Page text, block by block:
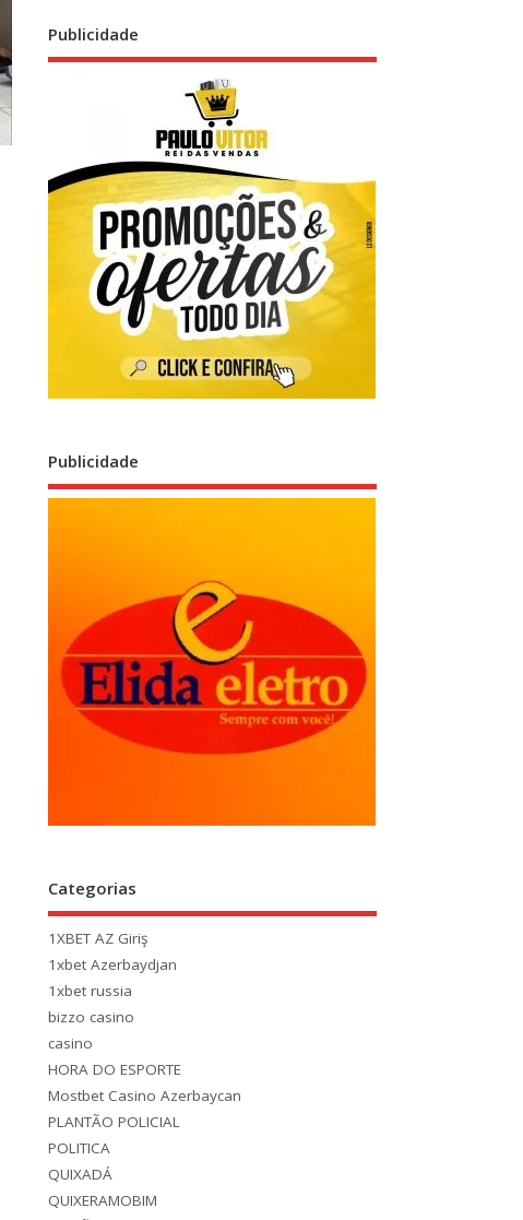
Publicidade
Publicidade
Categorias
1XBET AZ Giriş
1xbet Azerbaydjan
1xbet russia
bizzo casino
casino
HORA DO ESPORTE
Mostbet Casino Azerbaycan
PLANTÃO POLICIAL
POLITICA
QUIXADÁ
QUIXERAMOBIM